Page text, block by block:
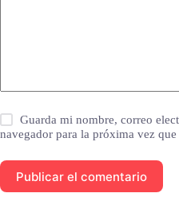
Guarda mi nombre, correo
navegador para la próxima vez que
Publicar el comentario